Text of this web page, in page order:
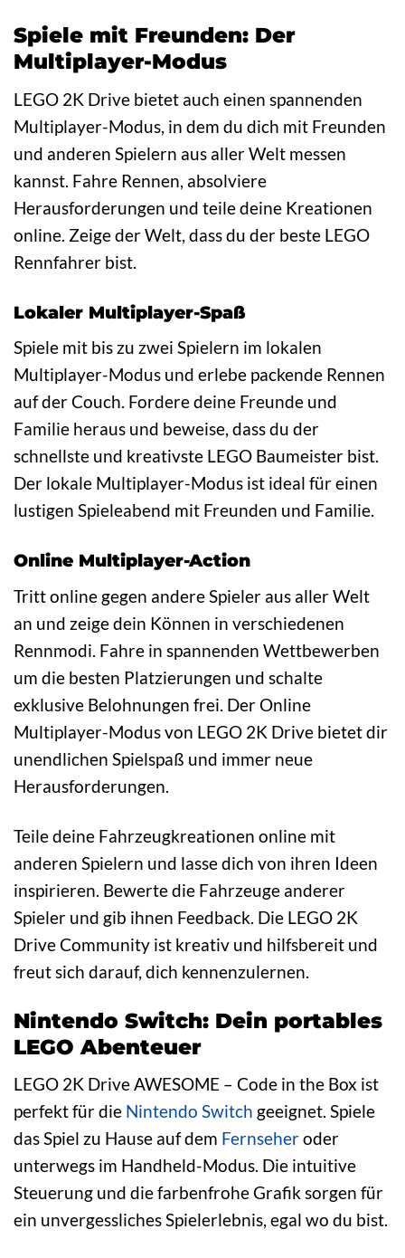
Spiele mit Freunden: Der
Multiplayer-Modus
LEGO 2K Drive bietet auch einen spannenden
Multiplayer-Modus, in dem du dich mit Freunden
und anderen Spielern aus aller Welt messen
kannst. Fahre Rennen, absolviere
Herausforderungen und teile deine Kreationen
online. Zeige der Welt, dass du der beste LEGO
Rennfahrer bist.
Lokaler Multiplayer-Spaß
Spiele mit bis zu zwei Spielern im lokalen
Multiplayer-Modus und erlebe packende Rennen
auf der Couch. Fordere deine Freunde und
Familie heraus und beweise, dass du der
schnellste und kreativste LEGO Baumeister bist.
Der lokale Multiplayer-Modus ist ideal für einen
lustigen Spieleabend mit Freunden und Familie.
Online Multiplayer-Action
Tritt online gegen andere Spieler aus aller Welt
an und zeige dein Können in verschiedenen
Rennmodi. Fahre in spannenden Wettbewerben
um die besten Platzierungen und schalte
exklusive Belohnungen frei. Der Online
Multiplayer-Modus von LEGO 2K Drive bietet dir
unendlichen Spielspaß und immer neue
Herausforderungen.
Teile deine Fahrzeugkreationen online mit
anderen Spielern und lasse dich von ihren Ideen
inspirieren. Bewerte die Fahrzeuge anderer
Spieler und gib ihnen Feedback. Die LEGO 2K
Drive Community ist kreativ und hilfsbereit und
freut sich darauf, dich kennenzulernen.
Nintendo Switch: Dein portables
LEGO Abenteuer
LEGO 2K Drive AWESOME – Code in the Box ist
perfekt für die Nintendo Switch geeignet. Spiele
das Spiel zu Hause auf dem Fernseheroder
unterwegs im Handheld-Modus. Die intuitive
Steuerung und die farbenfrohe Grafik sorgen für
ein unvergessliches Spielerlebnis, egal wo du bist.